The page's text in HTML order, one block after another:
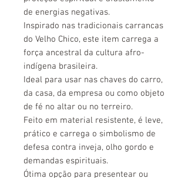
de energias negativas.
Inspirado nas tradicionais carrancas
do Velho Chico, este item carrega a
força ancestral da cultura afro-
indígena brasileira.
Ideal para usar nas chaves do carro,
da casa, da empresa ou como objeto
de fé no altar ou no terreiro.
Feito em material resistente, é leve,
prático e carrega o simbolismo de
defesa contra inveja, olho gordo e
demandas espirituais.
Ótima opção para presentear ou